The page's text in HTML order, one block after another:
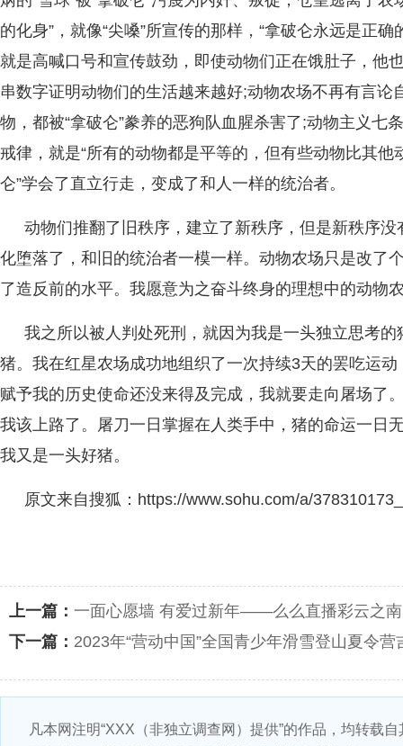
的化身”，就像“尖嗓”所宣传的那样，“拿破仑永远是正确
就是高喊口号和宣传鼓劲，即使动物们正在饿肚子，他
串数字证明动物们的生活越来越好;动物农场不再有言论
物，都被“拿破仑”豢养的恶狗队血腥杀害了;动物主义七
戒律，就是“所有的动物都是平等的，但有些动物比其
仑”学会了直立行走，变成了和人一样的统治者。
动物们推翻了旧秩序，建立了新秩序，但是新秩序
化堕落了，和旧的统治者一模一样。动物农场只是改了
了造反前的水平。我愿意为之奋斗终身的理想中的动物
我之所以被人判处死刑，就因为我是一头独立思考
猪。我在红星农场成功地组织了一次持续3天的罢吃运
赋予我的历史使命还没来得及完成，我就要走向屠场了
我该上路了。屠刀一日掌握在人类手中，猪的命运一日
我又是一头好猪。
原文来自搜狐：https://www.sohu.com/a/
上一篇： 一面心愿墙 有爱过新年——么么直播彩云之
下一篇： 2023年“营动中国”全国青少年滑雪登山夏令
凡本网注明“XXX（非独立调查网）提供”的作品，均转载